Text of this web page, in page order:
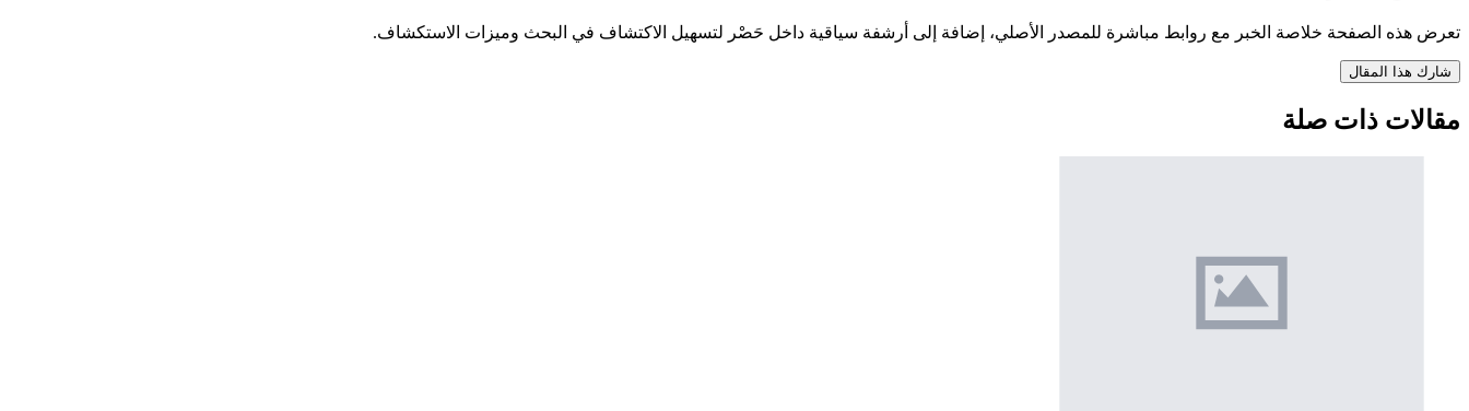
تعرض هذه الصفحة خلاصة الخبر مع روابط مباشرة للمصدر الأصلي، إضافة إلى أرشفة سياقية داخل حَصْر لتسهيل الاكتشاف في البحث وميزات الاستكشاف.
شارك هذا المقال
مقالات ذات صلة